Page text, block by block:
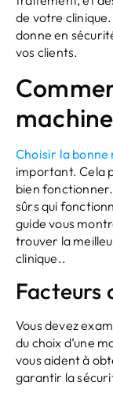
de votre
donne en
vos clients.
Choisir la
important. Cela
bien
sûrs qui
guide vous
trouver la
clinique..
Facteurs
Vous devez
du choix d’une
vous aident à
garantir la